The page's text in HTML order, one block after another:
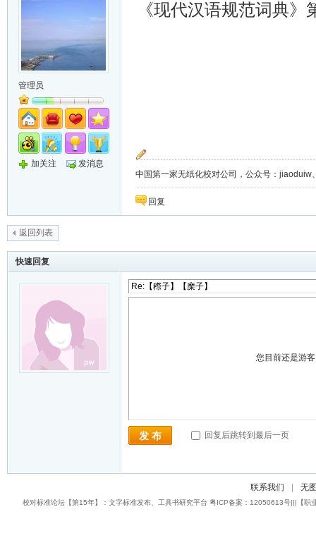
管理员
加关注 发消息
《现代汉语规范词典》
中国第一家无纸化校对公司，公众号：
回复
返回列表
快速回复
您目前还是游
发 布 回复后跳转到最后一页
联系我们 无
校对标准论坛【第15年】：文字标准发布、工具书研究平台 粤ICP备案：12050613号|||【